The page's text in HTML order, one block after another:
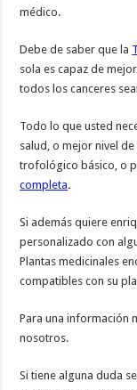
médico.
Debe de saber que la
sola es capaz de
todos los canceres
Todo lo que usted
salud, o mejor nivel
trofológico básico, o
completa.
Si además quiere
personalizado con
Plantas medicinales
compatibles con su
Para una información
nosotros.
Si tiene alguna duda